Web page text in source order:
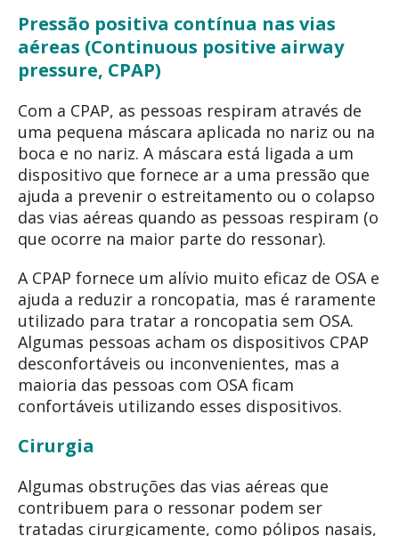
Pressão positiva contínua nas vias
aéreas (Continuous positive airway
pressure, CPAP)
Com a CPAP, as pessoas respiram através de
uma pequena máscara aplicada no nariz ou na
boca e no nariz. A máscara está ligada a um
dispositivo que fornece ar a uma pressão que
ajuda a prevenir o estreitamento ou o colapso
das vias aéreas quando as pessoas respiram (o
que ocorre na maior parte do ressonar).
A CPAP fornece um alívio muito eficaz de OSA e
ajuda a reduzir a roncopatia, mas é raramente
utilizado para tratar a roncopatia sem OSA.
Algumas pessoas acham os dispositivos CPAP
desconfortáveis ou inconvenientes, mas a
maioria das pessoas com OSA ficam
confortáveis utilizando esses dispositivos.
Cirurgia
Algumas obstruções das vias aéreas que
contribuem para o ressonar podem ser
tratadas cirurgicamente, como pólipos nasais,